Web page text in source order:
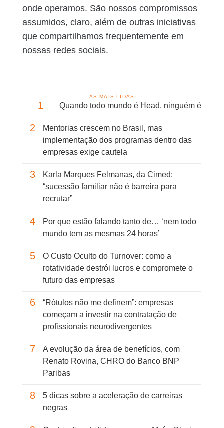
onde operamos. São nossos compromissos
assumidos, claro, além de outras iniciativas
que compartilhamos frequentemente em
nossas redes sociais.
AS MAIS LIDAS
1 Quando todo mundo é Head, ninguém é
2
Mentorias crescem no Brasil, mas
implementação dos programas dentro das
empresas exige cautela
3
Karla Marques Felmanas, da Cimed:
“sucessão familiar não é barreira para
recrutar”
4
Por que estão falando tanto de… ‘nem todo
mundo tem as mesmas 24 horas’
5
O Custo Oculto do Turnover: como a
rotatividade destrói lucros e compromete o
futuro das empresas
6
“Rótulos não me definem”: empresas
começam a investir na contratação de
profissionais neurodivergentes
7
A evolução da área de benefícios, com
Renato Rovina, CHRO do Banco BNP
Paribas
8
5 dicas sobre a aceleração de carreiras
negras